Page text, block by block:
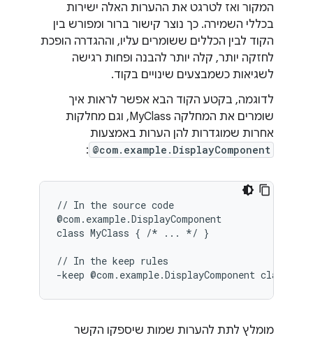
המקור ואז לטרגט את ההערות האלה ישירות
בכללי השמירה. כך נוצר קישור ברור ומפורש בין
הקוד לבין הכללים ששומרים עליו, וההגדרה הופכת
לחזקה יותר, קלה יותר להבנה ופחות רגישה
לשגיאות כשמבצעים שינויים בקוד.
לדוגמה, בקטע הקוד הבא אפשר לראות איך
שומרים את המחלקה MyClass, וגם מחלקות
אחרות שמוגדרות להן הערות באמצעות
@com.example.DisplayComponent
:
// In the source code
@com.example.DisplayComponent
class MyClass { /* ... */ }
// In the keep rules
מומלץ לתת להערות שמות שיספקו הקשר